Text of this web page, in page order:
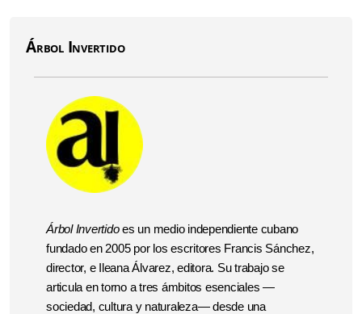
Árbol Invertido
Árbol Invertidoes un medio independiente cubano
fundado en 2005 por los escritores Francis Sánchez,
director, e Ileana Álvarez, editora. Su trabajo se
articula en torno a tres ámbitos esenciales —
sociedad, cultura y naturaleza— desde una